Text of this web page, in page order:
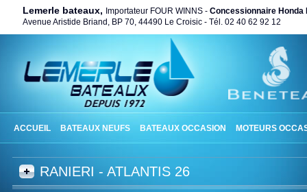
Lemerle bateaux, Importateur FOUR WINNS - Concessionnaire Honda
Avenue Aristide Briand, BP 70, 44490 Le Croisic - Tél. 02 40 62 92 12
ACCUEIL BATEAUX NEUFS BATEAUX OCCASION MOTEURS
RANIERI - ATLANTIS 26